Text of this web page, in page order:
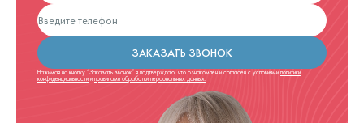
ЗАКАЗАТЬ ЗВОНОК
Нажимая на кнопку “Заказать звонок” я подтверждаю, что ознакомлен и согласен с условиями политики
конфиденциальности и правилами обработки персональных данных.